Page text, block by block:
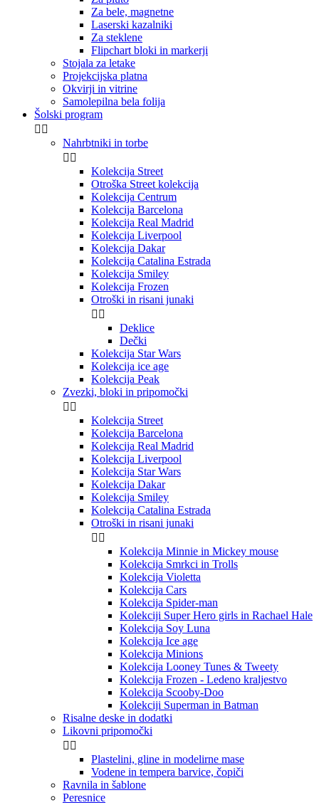
Za bele, magnetne
Laserski kazalniki
Za steklene
Flipchart bloki in markerji
Stojala za letake
Projekcijska platna
Okvirji in vitrine
Samolepilna bela folija
Šolski program
 
Nahrbtniki in torbe
 
Kolekcija Street
Otroška Street kolekcija
Kolekcija Centrum
Kolekcija Barcelona
Kolekcija Real Madrid
Kolekcija Liverpool
Kolekcija Dakar
Kolekcija Catalina Estrada
Kolekcija Smiley
Kolekcija Frozen
Otroški in risani junaki
 
Deklice
Dečki
Kolekcija Star Wars
Kolekcija ice age
Kolekcija Peak
Zvezki, bloki in pripomočki
 
Kolekcija Street
Kolekcija Barcelona
Kolekcija Real Madrid
Kolekcija Liverpool
Kolekcija Star Wars
Kolekcija Dakar
Kolekcija Smiley
Kolekcija Catalina Estrada
Otroški in risani junaki
 
Kolekcija Minnie in Mickey mouse
Kolekcija Smrkci in Trolls
Kolekcija Violetta
Kolekcija Cars
Kolekcija Spider-man
Kolekciji Super Hero girls in Rachael Hale
Kolekcija Soy Luna
Kolekcija Ice age
Kolekcija Minions
Kolekcija Looney Tunes & Tweety
Kolekcija Frozen - Ledeno kraljestvo
Kolekcija Scooby-Doo
Kolekciji Superman in Batman
Risalne deske in dodatki
Likovni pripomočki
 
Plastelini, gline in modelirne mase
Vodene in tempera barvice, čopiči
Ravnila in šablone
Peresnice